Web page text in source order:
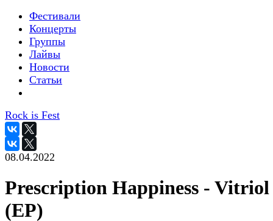
Фестивали
Концерты
Группы
Лайвы
Новости
Статьи
Rock is Fest
08.04.2022
Prescription Happiness - Vitriol
(EP)